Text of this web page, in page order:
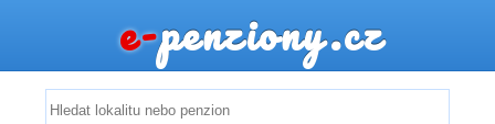
e-penziony.cz